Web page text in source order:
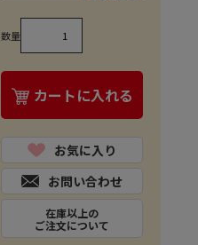
数量
カートに入れる
お気に入り
お問い合わせ
在庫以上の
ご注文について